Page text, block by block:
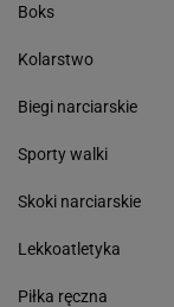
Boks
Kolarstwo
Biegi narciarskie
Sporty walki
Skoki narciarskie
Lekkoatletyka
Piłka ręczna